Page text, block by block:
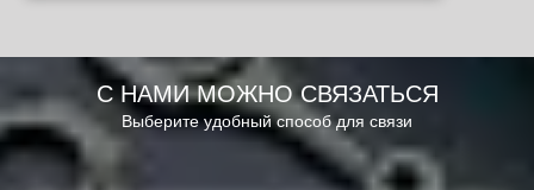
С НАМИ МОЖНО СВЯЗАТЬСЯ
Выберите удобный способ для связи